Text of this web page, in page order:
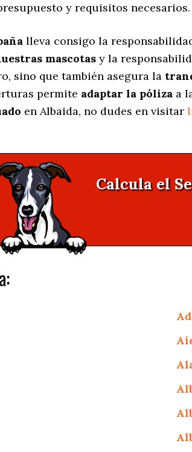
y requisitos necesarios.
lleva consigo la
mascotas y la
sino que también asegura la
permite adaptar la póliza a
en Albaida, no dudes en visitar
Calcula el